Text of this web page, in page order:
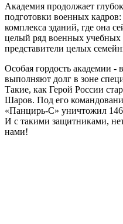
Академия продолжает
подготовки военных
комплекса зданий, где она
целый ряд военных учебных
представители целых
Особая гордость академии -
выполняют долг в зоне
Такие, как Герой России
Шаров. Под его
«Панцирь‑С» уничтожил
И с такими защитниками,
нами!